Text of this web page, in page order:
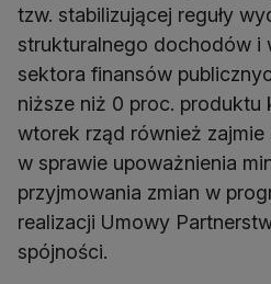
tzw. stabilizującej reguły
strukturalnego dochodów i
sektora finansów
niższe niż 0 proc. produktu
wtorek rząd również zajmie
w sprawie upoważnienia
przyjmowania zmian w
realizacji Umowy
spójności.